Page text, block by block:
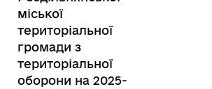
міської
територіальної
громади з
територіальної
оборони на 2025-